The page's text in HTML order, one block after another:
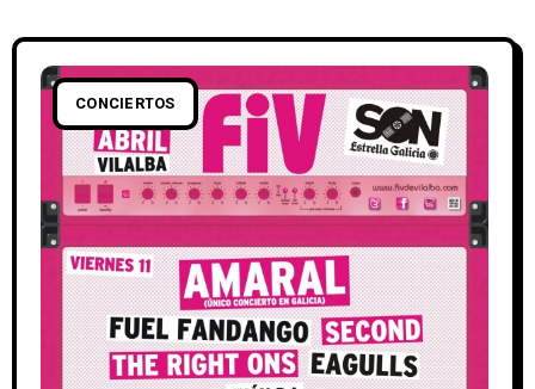
CONCIERTOS